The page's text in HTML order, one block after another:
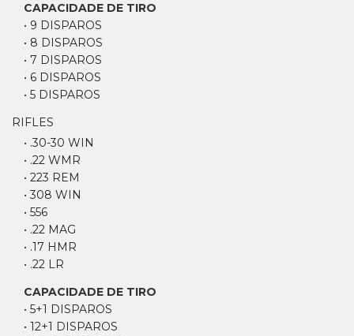
CAPACIDADE DE TIRO
• 9 DISPAROS
• 8 DISPAROS
• 7 DISPAROS
• 6 DISPAROS
• 5 DISPAROS
RIFLES
• .30-30 WIN
• .22 WMR
• 223 REM
• 308 WIN
• 556
• .22 MAG
• .17 HMR
• .22 LR
CAPACIDADE DE TIRO
• 5+1 DISPAROS
• 12+1 DISPAROS